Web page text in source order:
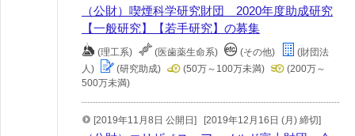
（公財）喫煙科学研究財団 2020年度助成研究
【一般研究】【若手研究】の募集
(理工系) (医歯薬生命系) (その他)
(財団法
人)
(研究助成) (50万～100万未満)
(200万～
500万未満)
[2019年11月8日 公開日] [2019年12月16日 (月) 締切]